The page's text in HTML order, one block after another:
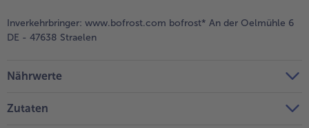
Inverkehrbringer: www.bofrost.com bofrost* An der Oelmühle 6
DE - 47638 Straelen
Nährwerte
Zutaten